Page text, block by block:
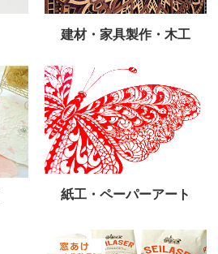
建材・家具製作・木工
紙工・ペーパーアート